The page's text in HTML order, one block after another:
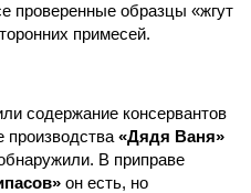
проверенные образцы «жгут
примесей.
содержание консервантов
производства «Дядя Ваня»
В приправе
он есть, но